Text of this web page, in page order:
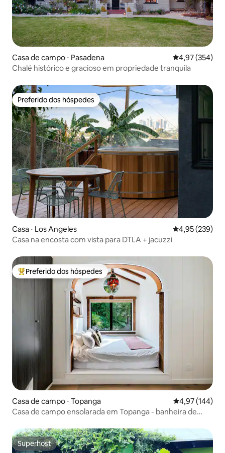
Casa de campo ⋅ Pasadena 4,97 de uma
4,97 (354)
Chalé histórico e gracioso em propriedade tranquila
Preferido dos hóspedes
Preferido dos hóspedes
Casa ⋅ Los Angeles 4,95 de uma
4,95 (239)
Casa na encosta com vista para DTLA + jacuzzi
Entre os melhores preferidos dos hóspedes
Preferido dos hóspedes
Casa de campo ⋅ Topanga 4,97 de uma
4,97 (144)
Casa de campo ensolarada em Topanga - banheira de
Superhost
Superhost